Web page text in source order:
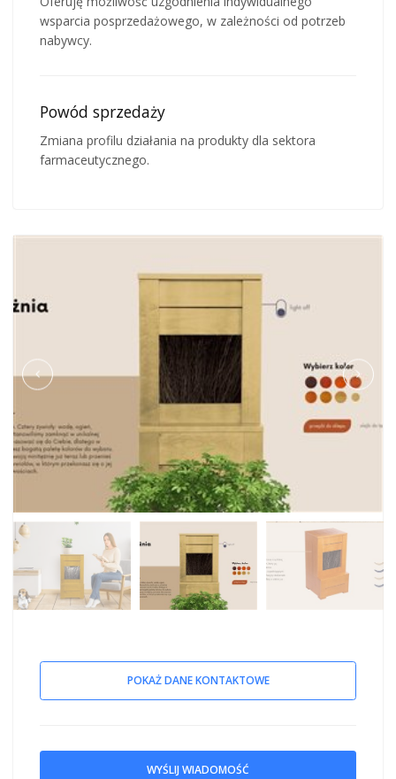
wsparcia posprzedażowego, w zależności od potrzeb
nabywcy.
Powód sprzedaży
Zmiana profilu działania na produkty dla sektora
farmaceutycznego.
POKAŻ DANE KONTAKTOWE
WYŚLIJ WIADOMOŚĆ